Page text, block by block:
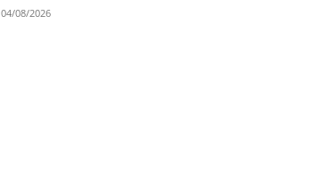
04/08/2026